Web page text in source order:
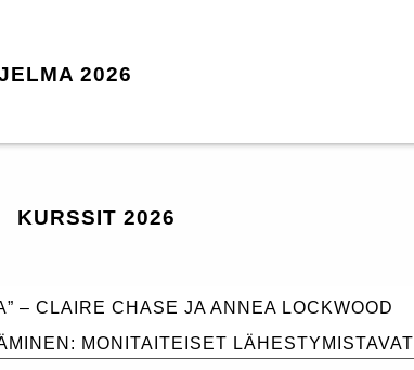
2026
KURSSIT 2026
– CLAIRE CHASE JA ANNEA LOCKWOOD
MONITAITEISET LÄHESTYMISTAVAT
– Claire